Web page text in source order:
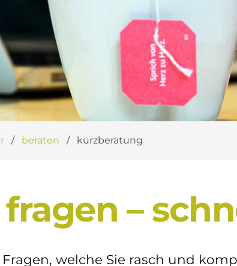
beraten kurzberatung
–
Fragen, welche Sie rasch und